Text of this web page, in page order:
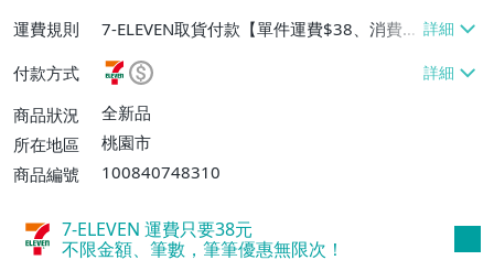
運費規則
7-ELEVEN取貨付款【單件運費$38、消費滿
$3000免運費】、宅配/貨運【單件運費$8
0、消費滿$3000免運費】
付款方式
商品狀況
全新品
所在地區
桃園市
商品編號
100840748310
7-ELEVEN 運費只要38元
不限金額、筆數，筆筆優惠無限次！